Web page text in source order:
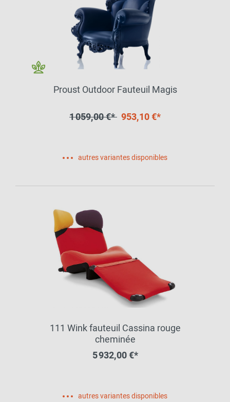
Proust Outdoor Fauteuil Magis
1 059,00 €* 953,10 €*
autres variantes disponibles
111 Wink fauteuil Cassina rouge
cheminée
5 932,00 €*
autres variantes disponibles